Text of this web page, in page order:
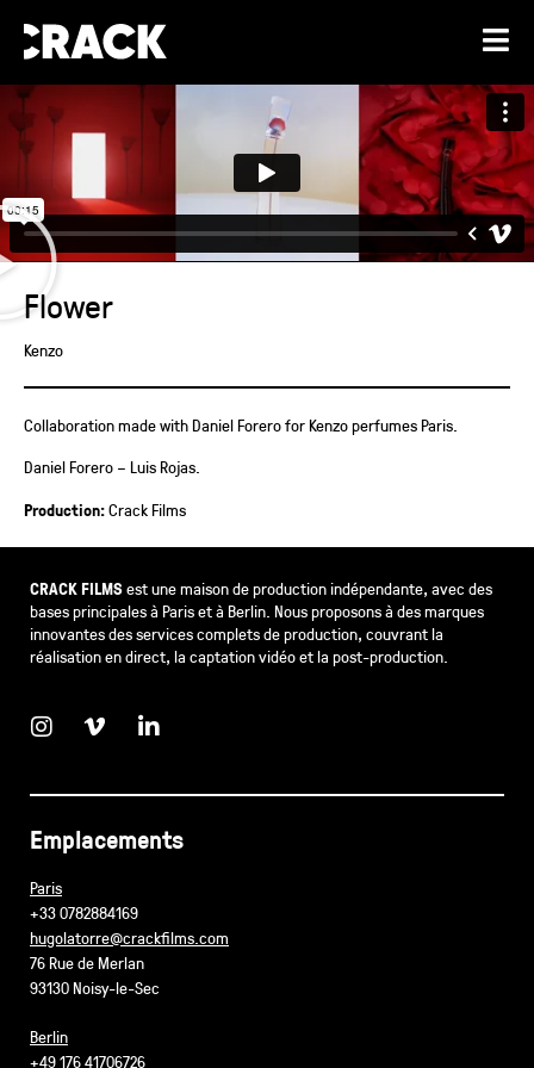
Flower
Kenzo
Collaboration made with Daniel Forero for Kenzo perfumes Paris.
Daniel Forero – Luis Rojas.
Production:Crack Films
CRACK FILMSest une maison de production indépendante, avec des
bases principales à Paris et à Berlin. Nous proposons à des marques
innovantes des services complets de production, couvrant la
réalisation en direct, la captation vidéo et la post-production.
Emplacements
Paris
+33 0782884169
hugolatorre@crackfilms.com
76 Rue de Merlan
93130 Noisy-le-Sec
Berlin
+49 176 41706726